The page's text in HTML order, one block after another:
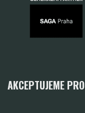
AKCEPTUJEME